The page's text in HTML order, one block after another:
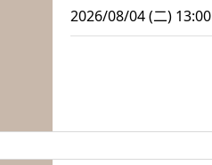
2026/08/04 (二) 13:00